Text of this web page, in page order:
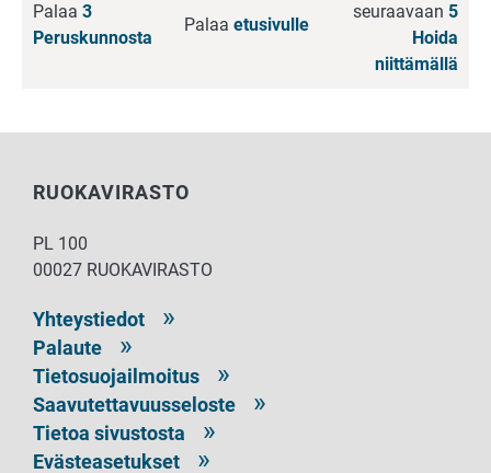
Palaa 3
Peruskunnosta
Palaa etusivulle
seuraavaan 5
Hoida
niittämällä
RUOKAVIRASTO
PL 100
00027 RUOKAVIRASTO
Yhteystiedot
Palaute
Tietosuojailmoitus
Saavutettavuusseloste
Tietoa sivustosta
Evästeasetukset